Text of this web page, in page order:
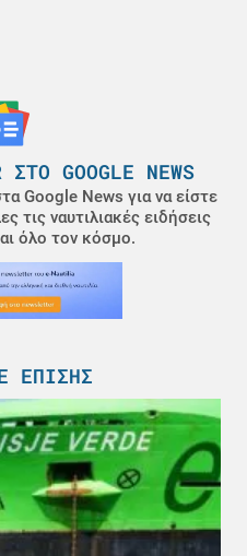
GOOGLE NEWS
Google News για να είστε
τις ναυτιλιακές ειδήσεις
όλο τον κόσμο.
ΕΠΊΣΗΣ